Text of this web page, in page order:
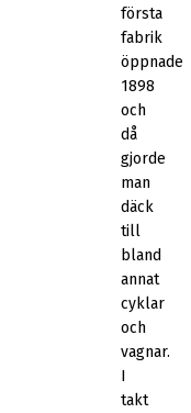
första
fabrik
öppnade
1898
och
då
gjorde
man
däck
till
bland
annat
cyklar
och
vagnar.
I
takt